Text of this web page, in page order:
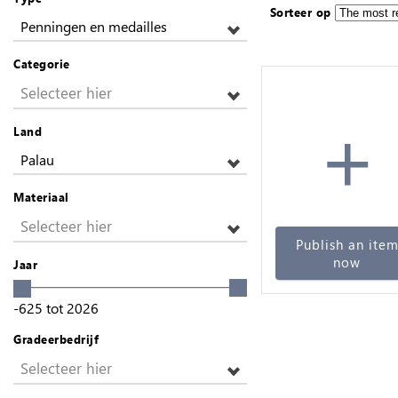
Penningen en medailles
Categorie
Selecteer hier
Land
Palau
Materiaal
Selecteer hier
Jaar
-625 tot 2026
Gradeerbedrijf
Selecteer hier
Sorteer op
+
Publish an item
now